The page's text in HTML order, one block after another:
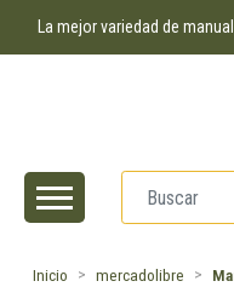
La mejor variedad de
Inicio mercadolibre